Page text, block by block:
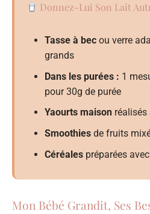
Donnez-Lui Son Lait
Tasse à bec ou verre
grands
Dans les purées : 1
pour 30g de purée
Yaourts maison
Smoothies de fruits
Céréales préparées
Mon Bébé Grandit, Ses